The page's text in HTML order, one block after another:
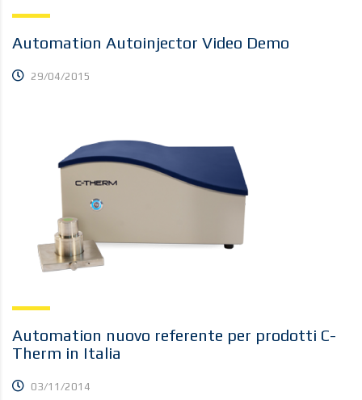
Automation Autoinjector Video Demo
29/04/2015
Automation nuovo referente per prodotti C-
Therm in Italia
03/11/2014